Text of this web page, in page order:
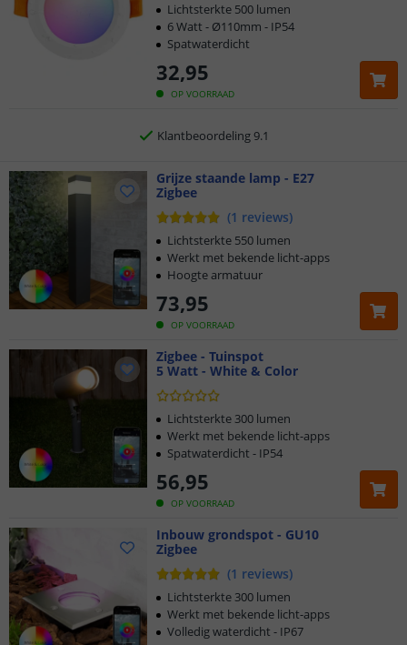
OP VOORRAAD
32,95
Lichtsterkte 500 lumen
6 Watt - Ø110mm - IP54
Spatwaterdicht
2 jaar garantie
Gratis verzending vanaf € 20,-
morgen in huis
Grijze staande lamp - E27
Zigbee
(1 reviews)
OP VOORRAAD
73,95
Lichtsterkte 550 lumen
Werkt met bekende licht-apps
Hoogte armatuur
Zigbee - Tuinspot
5 Watt - White & Color
OP VOORRAAD
56,95
Lichtsterkte 300 lumen
Werkt met bekende licht-apps
Spatwaterdicht - IP54
Inbouw grondspot - GU10
Zigbee
(1 reviews)
Lichtsterkte 300 lumen
Werkt met bekende licht-apps
Volledig waterdicht - IP67